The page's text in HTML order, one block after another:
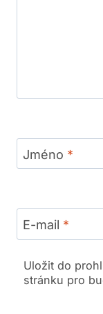
Jméno *
E-mail *
Uložit do
stránku pro